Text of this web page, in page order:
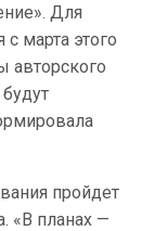
Для
марта этого
авторского
пройдет
«В планах —